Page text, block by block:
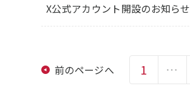
X公式アカウント開設のお知らせ
前のページへ 1 …